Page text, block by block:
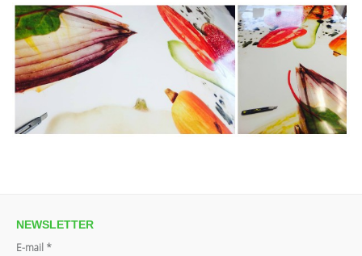
NEWSLETTER
E-mail *